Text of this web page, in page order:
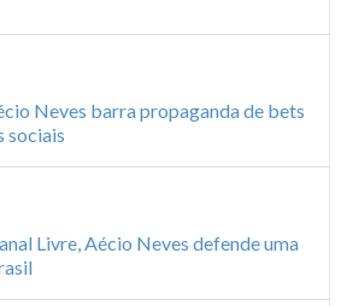
Neves barra propaganda de bets
sociais
Livre, Aécio Neves defende uma